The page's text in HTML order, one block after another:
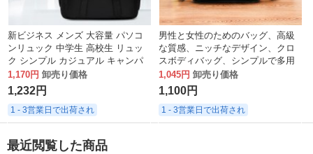
新ビジネス メンズ 大容量 パソコ
ンリュック 中学生 高校生 リュッ
ク シンプル カジュアル キャンパ
ス スクールバッグ
1,170円 卸売り価格
1,232円
1 - 3営業日で出荷され
男性と女性のためのバッグ、高級
な質感、ニッチなデザイン、クロ
スボディバッグ、シンプルで多用
途、西洋スタイルのトラベルショ
ルダーバッグ
1,045円 卸売り価格
1,100円
1 - 3営業日で出荷され
最近閲覧した商品